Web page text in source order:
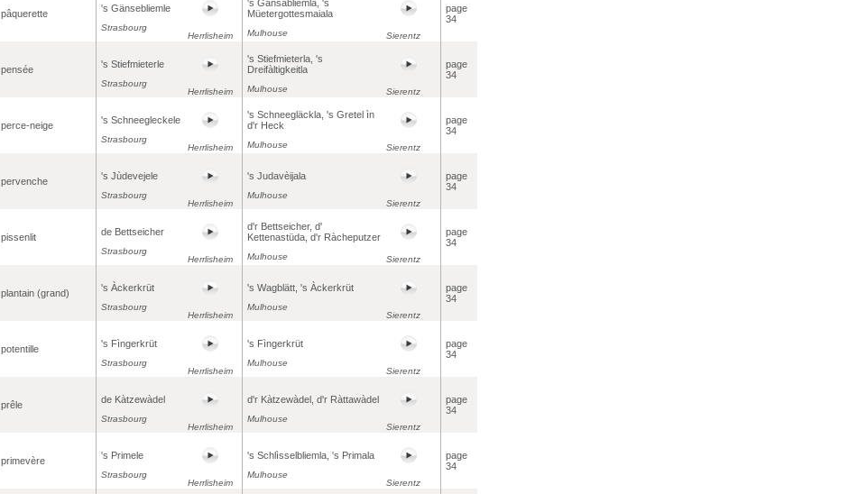
pâquerette 's Gänsebliemle
Strasbourg
Herrlisheim
's Gansabliemla, 's
Müetergottesmaiala
Mulhouse Sierentz
page
34
pensée 's Stiefmieterle
Strasbourg
Herrlisheim
's Stiefmieterla, 's
Dreifàltigkeitla
Mulhouse Sierentz
page
34
perce-neige 's Schneegleckele
Strasbourg
Herrlisheim
's Schneegläckla, 's Gretel ìn
d'r Heck
Mulhouse Sierentz
page
34
pervenche 's Jùdevejele
Strasbourg
Herrlisheim
's Judavèijala
Mulhouse
Sierentz
page
34
pissenlit de Bettseicher
Strasbourg
Herrlisheim
d'r Bettseicher, d'
Kettenastüda, d'r Ràcheputzer
Mulhouse Sierentz
page
34
plantain (grand) 's Àckerkrüt
Strasbourg
Herrlisheim
's Wagblätt, 's Àckerkrüt
Mulhouse
Sierentz
page
34
potentille 's Fìngerkrüt
Strasbourg
Herrlisheim
's Fìngerkrüt
Mulhouse
Sierentz
page
34
prêle de Kàtzewàdel
Strasbourg
Herrlisheim
d'r Kàtzewàdel, d'r Ràttawàdel
Mulhouse
Sierentz
page
34
primevère 's Primele
Strasbourg
Herrlisheim
's Schlìsselbliemla, 's Primala
Mulhouse
Sierentz
page
34